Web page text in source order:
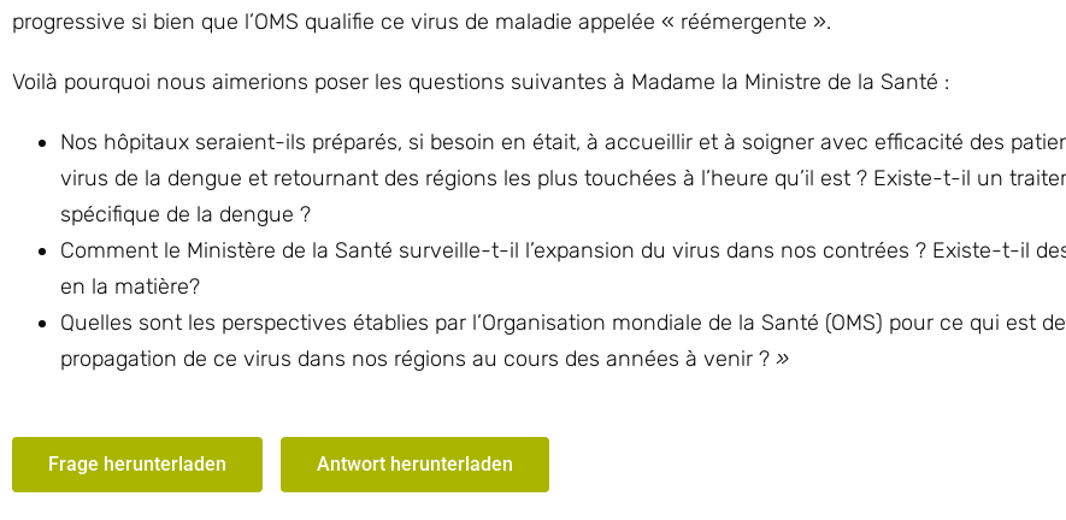
progressive si bien que l’OMS qualifie ce virus de maladie appelée « réémergente ».
Voilà pourquoi nous aimerions poser les questions suivantes à Madame la Ministre de la Santé :
Nos hôpitaux seraient-ils préparés, si besoin en était, à accueillir et à soigner avec efficacité des
virus de la dengue et retournant des régions les plus touchées à l’heure qu’il est ? Existe-t-il un
spécifique de la dengue ?
Comment le Ministère de la Santé surveille-t-il l’expansion du virus dans nos contrées ? Existe-t-il
en la matière?
Quelles sont les perspectives établies par l’Organisation mondiale de la Santé (OMS) pour ce qui est
propagation de ce virus dans nos régions au cours des années à venir ? »
Frage herunterladen Antwort herunterladen